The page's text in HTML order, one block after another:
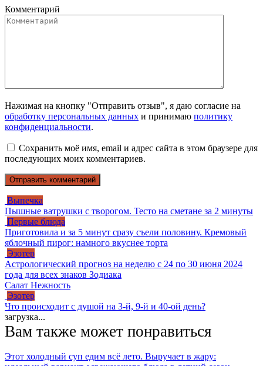
Комментарий
Нажимая на кнопку "Отправить отзыв", я даю согласие на
обработку персональных данных и принимаю политику
конфиденциальности.
Сохранить моё имя, email и адрес сайта в этом браузере для
последующих моих комментариев.
Выпечка
Пышные ватрушки с творогом. Тесто на сметане за 2 минуты
Первые блюда
Приготовила и за 5 минут сразу съели половину. Кремовый
яблочный пирог: намного вкуснее торта
Эзотер
Астрологический прогноз на неделю с 24 по 30 июня 2024
года для всех знаков Зодиака
Салат Нежность
Эзотер
Что происходит с душой на 3-й, 9-й и 40-ой день?
загрузка...
Вам также может понравиться
Этот холодный суп едим всё лето. Выручает в жару: